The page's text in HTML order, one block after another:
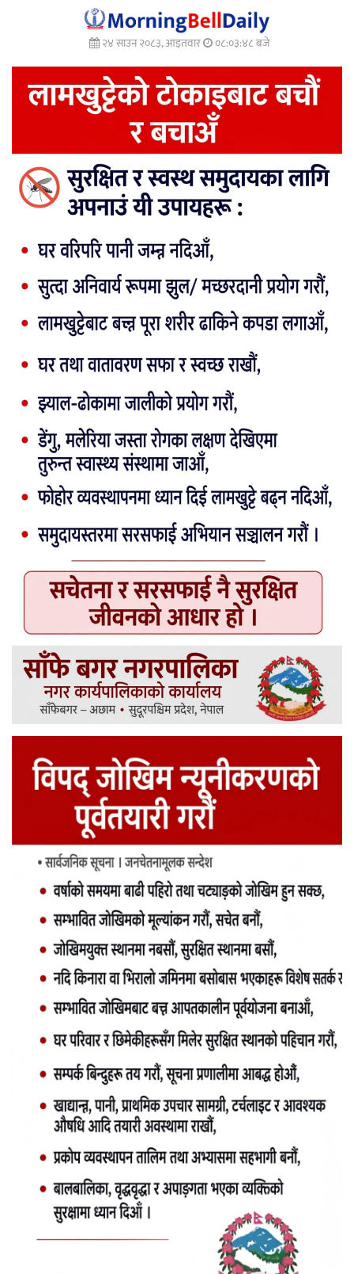
२४ साउन २०८३, आइतवार ०८:०३:५० बजे